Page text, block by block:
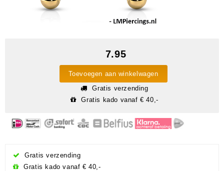
7.95
Toevoegen aan winkelwagen
Gratis verzending
Gratis kado vanaf € 40,-
Gratis verzending
Gratis kado vanaf € 40,-